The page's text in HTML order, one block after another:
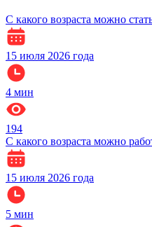
С какого возраста можно
15 июля 2026 года
4 мин
194
С какого возраста можно
15 июля 2026 года
5 мин